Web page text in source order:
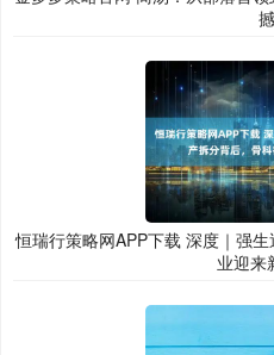
撼
恒瑞行策略网APP下载 深度｜强
业迎来